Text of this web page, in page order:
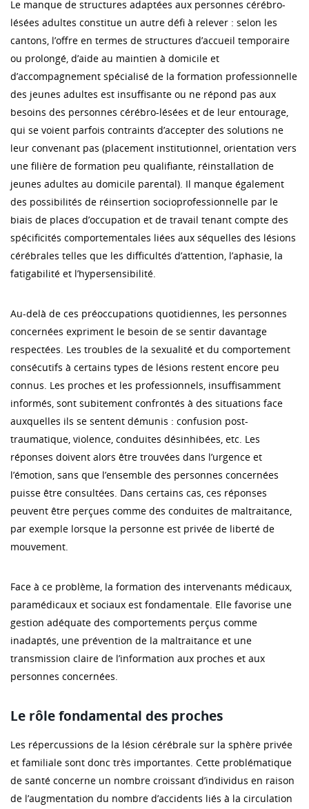
Le manque de structures adaptées aux personnes cérébro-
lésées adultes constitue un autre défi à relever : selon les
cantons, l’offre en termes de structures d’accueil temporaire
ou prolongé, d’aide au maintien à domicile et
d’accompagnement spécialisé de la formation professionnelle
des jeunes adultes est insuffisante ou ne répond pas aux
besoins des personnes cérébro-lésées et de leur entourage,
qui se voient parfois contraints d’accepter des solutions ne
leur convenant pas (placement institutionnel, orientation vers
une filière de formation peu qualifiante, réinstallation de
jeunes adultes au domicile parental). Il manque également
des possibilités de réinsertion socioprofessionnelle par le
biais de places d’occupation et de travail tenant compte des
spécificités comportementales liées aux séquelles des lésions
cérébrales telles que les difficultés d’attention, l’aphasie, la
fatigabilité et l’hypersensibilité.
Au-delà de ces préoccupations quotidiennes, les personnes
concernées expriment le besoin de se sentir davantage
respectées. Les troubles de la sexualité et du comportement
consécutifs à certains types de lésions restent encore peu
connus. Les proches et les professionnels, insuffisamment
informés, sont subitement confrontés à des situations face
auxquelles ils se sentent démunis : confusion post-
traumatique, violence, conduites désinhibées, etc. Les
réponses doivent alors être trouvées dans l’urgence et
l’émotion, sans que l’ensemble des personnes concernées
puisse être consultées. Dans certains cas, ces réponses
peuvent être perçues comme des conduites de maltraitance,
par exemple lorsque la personne est privée de liberté de
mouvement.
Face à ce problème, la formation des intervenants médicaux,
paramédicaux et sociaux est fondamentale. Elle favorise une
gestion adéquate des comportements perçus comme
inadaptés, une prévention de la maltraitance et une
transmission claire de l’information aux proches et aux
personnes concernées.
Le rôle fondamental des proches
Les répercussions de la lésion cérébrale sur la sphère privée
et familiale sont donc très importantes. Cette problématique
de santé concerne un nombre croissant d’individus en raison
de l’augmentation du nombre d’accidents liés à la circulation